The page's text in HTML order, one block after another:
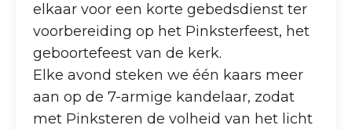
elkaar voor een korte gebedsdienst ter
voorbereiding op het Pinksterfeest, het
geboortefeest van de kerk.
Elke avond steken we één kaars meer
aan op de 7-armige kandelaar, zodat
met Pinksteren de volheid van het licht